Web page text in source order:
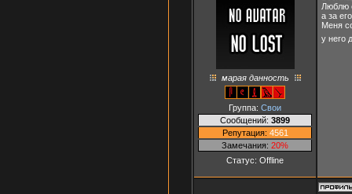
марая данность
Группа: Свои
Сообщений: 3899
Репутация: 4561
Замечания: 20%
Статус: Offline
Люблю
а за
Меня
у него